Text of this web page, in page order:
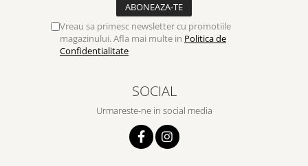
Vreau sa primesc newsletter cu promotiile
magazinului. Afla mai multe in Politica de
Confidentialitate
SOCIAL
Urmareste-ne in social media